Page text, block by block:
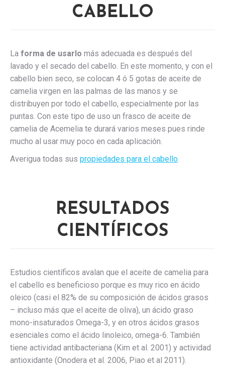
CABELLO
La forma de usarlo más adecuada es después del
lavado y el secado del cabello. En este momento, y con el
cabello bien seco, se colocan 4 ó 5 gotas de aceite de
camelia virgen en las palmas de las manos y se
distribuyen por todo el cabello, especialmente por las
puntas. Con este tipo de uso un frasco de aceite de
camelia de Acemelia te durará varios meses pues rinde
mucho al usar muy poco en cada aplicación.
Averigua todas sus propiedades para el cabello.
RESULTADOS
CIENTÍFICOS
Estudios científicos avalan que el aceite de camelia para
el cabello es beneficioso porque es muy rico en ácido
oleico (casi el 82% de su composición de ácidos grasos
– incluso más que el aceite de oliva), un ácido graso
mono-insaturados Omega-3, y en otros ácidos grasos
esenciales como el ácido linoleico, omega-6. También
tiene actividad antibacteriana (Kim et al. 2001) y actividad
antioxidante (Onodera et al. 2006, Piao et al 2011).